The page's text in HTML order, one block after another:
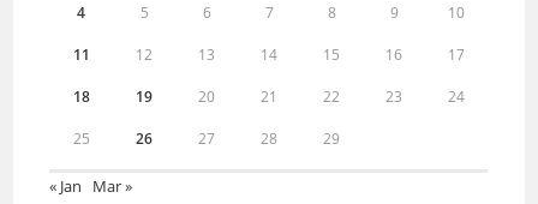
4 5 6 7 8 9 10
11 12 13 14 15 16 17
18 19 20 21 22 23 24
25 26 27 28 29
« Jan Mar »